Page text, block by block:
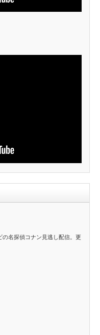
の名探偵コナン見逃し配信。更